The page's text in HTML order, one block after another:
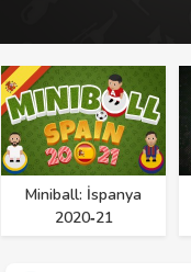
Miniball: İspanya
2020‑21